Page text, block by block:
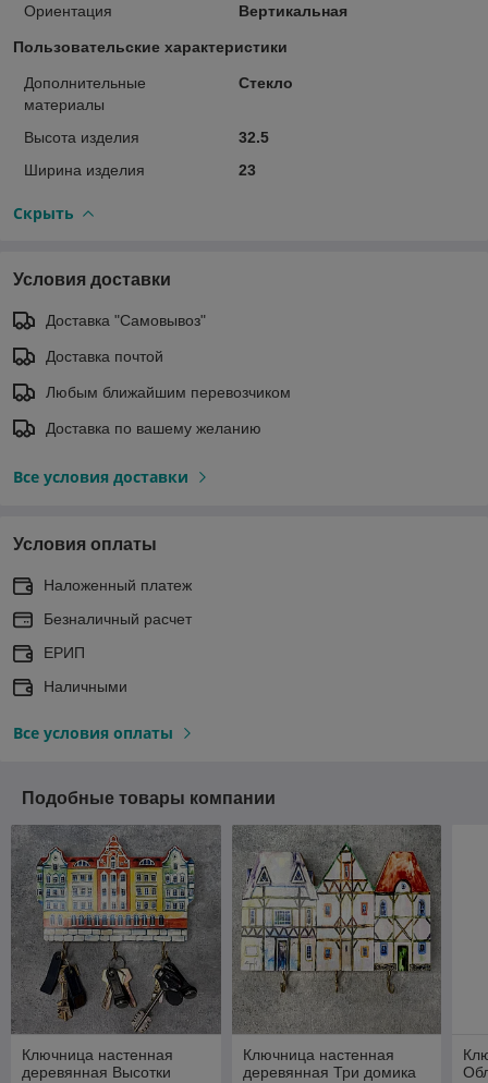
Ориентация Вертикальная
Пользовательские характеристики
Дополнительные
материалы
Стекло
Высота изделия
32.5
Ширина изделия
23
Скрыть
Условия доставки
Доставка "Самовывоз"
Доставка почтой
Любым ближайшим перевозчиком
Доставка по вашему желанию
Все условия доставки
Условия оплаты
Наложенный платеж
Безналичный расчет
ЕРИП
Наличными
Все условия оплаты
Подобные товары компании
Ключница настенная
деревянная Высотки
Ключница настенная
деревянная Три домика